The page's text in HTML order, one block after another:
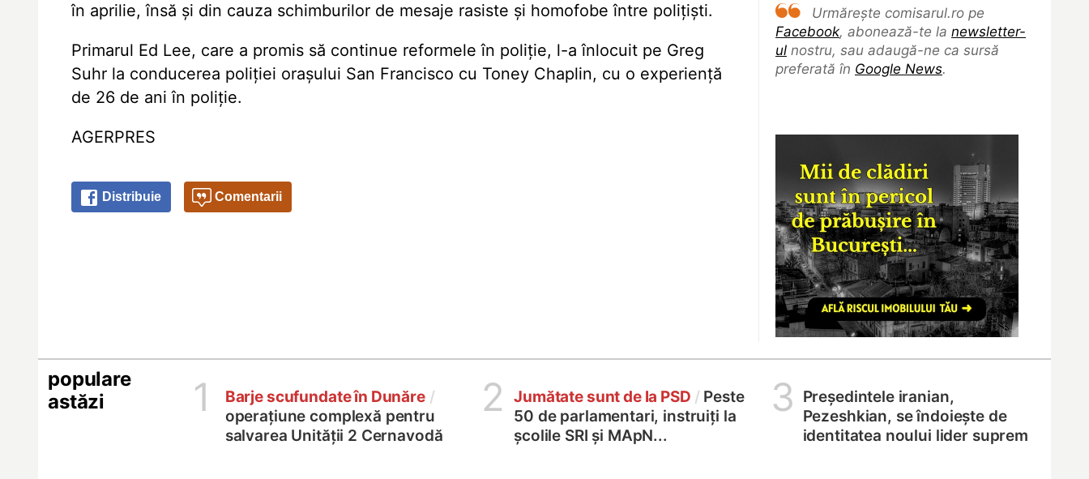
Urmărește comisarul.ro pe
Facebook, abonează-te la newsletter-
ul nostru, sau adaugă-ne ca sursă
preferată în Google News.
în aprilie, însă și din cauza schimburilor de mesaje rasiste și homofobe între polițiști.
Primarul Ed Lee, care a promis să continue reformele în poliție, l-a înlocuit pe Greg
Suhr la conducerea poliției orașului San Francisco cu Toney Chaplin, cu o experiență
de 26 de ani în poliție.
AGERPRES
Distribuie Comentarii
populare
astăzi
1 Barje scufundate în Dunăre /
operațiune complexă pentru
salvarea Unității 2 Cernavodă
2 Jumătate sunt de la PSD / Peste
50 de parlamentari, instruiți la
școlile SRI și MApN...
3
Președintele iranian,
Pezeshkian, se îndoiește de
identitatea noului lider suprem